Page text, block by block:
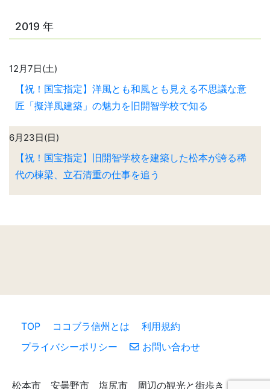
2019 年
12月7日(土)
【祝！国宝指定】洋風とも和風とも見える不思議な意
匠「擬洋風建築」の魅力を旧開智学校で知る
6月23日(日)
【祝！国宝指定】旧開智学校を建築した松本が誇る稀
代の棟梁、立石清重の仕事を追う
TOP ココブラ信州とは
利用規約
プライバシーポリシー
お問い合わせ
松本市 安曇野市 塩尻市 周辺の観光と街歩き （c）